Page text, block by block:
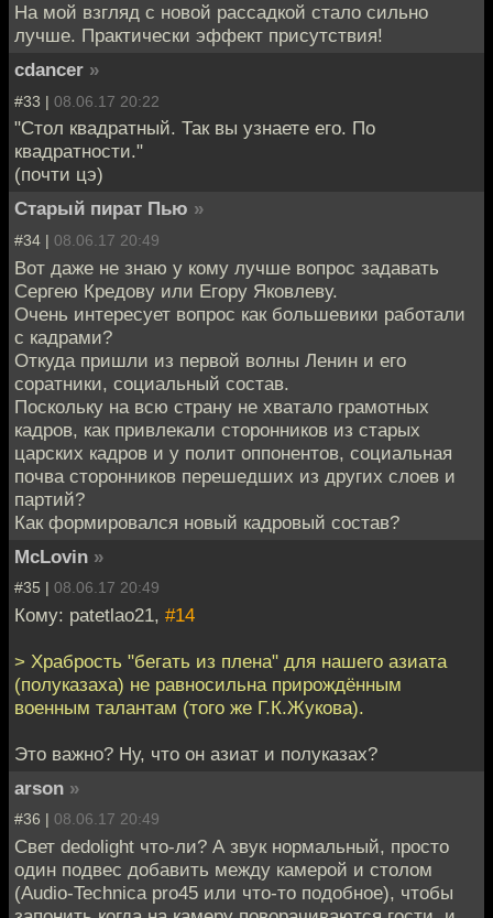
На мой взгляд с новой рассадкой стало сильно
лучше. Практически эффект присутствия!
cdancer »
#33 | 08.06.17 20:22
"Стол квадратный. Так вы узнаете его. По
квадратности."
(почти цэ)
Старый пират Пью »
#34 | 08.06.17 20:49
Вот даже не знаю у кому лучше вопрос задавать
Сергею Кредову или Егору Яковлеву.
Очень интересует вопрос как большевики работали
с кадрами?
Откуда пришли из первой волны Ленин и его
соратники, социальный состав.
Поскольку на всю страну не хватало грамотных
кадров, как привлекали сторонников из старых
царских кадров и у полит оппонентов, социальная
почва сторонников перешедших из других слоев и
партий?
Как формировался новый кадровый состав?
McLovin »
#35 | 08.06.17 20:49
Кому: patetlao21, #14
> Храбрость "бегать из плена" для нашего азиата
(полуказаха) не равносильна прирождённым
военным талантам (того же Г.К.Жукова).
Это важно? Ну, что он азиат и полуказах?
arson »
#36 | 08.06.17 20:49
Свет dedolight что-ли? А звук нормальный, просто
один подвес добавить между камерой и столом
(Audio-Technica pro45 или что-то подобное), чтобы